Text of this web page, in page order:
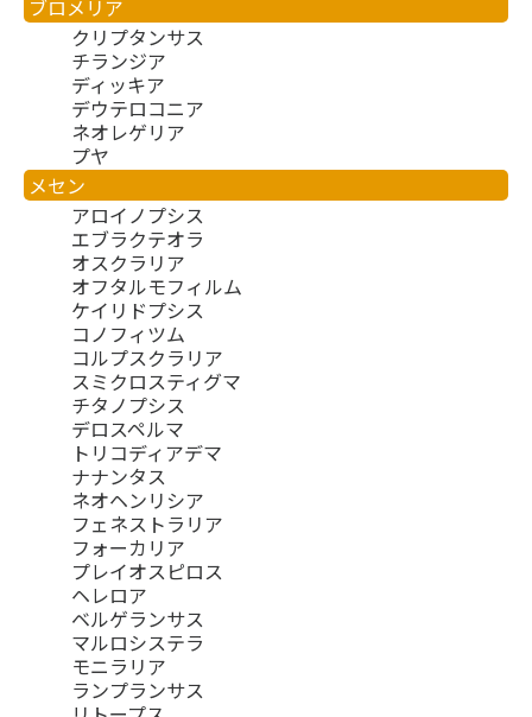
ブロメリア
クリプタンサス
チランジア
ディッキア
デウテロコニア
ネオレゲリア
プヤ
メセン
アロイノプシス
エブラクテオラ
オスクラリア
オフタルモフィルム
ケイリドプシス
コノフィツム
コルプスクラリア
スミクロスティグマ
チタノプシス
デロスペルマ
トリコディアデマ
ナナンタス
ネオヘンリシア
フェネストラリア
フォーカリア
プレイオスピロス
ヘレロア
ベルゲランサス
マルロシステラ
モニラリア
ランプランサス